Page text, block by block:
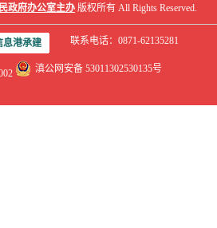
政府办公室主办 版权所有 All Rights Reserved.
息港承建 联系电话：0871-62135281
滇公网安备 53011302530135号